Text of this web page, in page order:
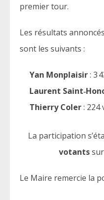
premier tour.
Les résultats
sont les suivants :
Yan Monplaisir: 3
Laurent
Thierry Coler:
La participation
votantssur
Le Maire remercie la